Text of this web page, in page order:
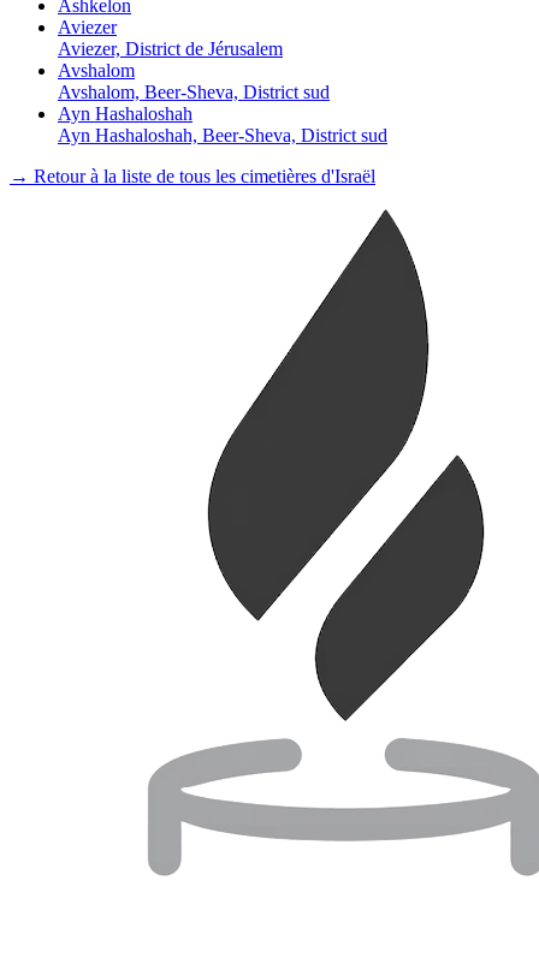
Ashkelon
Aviezer
Aviezer, District de Jérusalem
Avshalom
Avshalom, Beer-Sheva, District sud
Ayn Hashaloshah
Ayn Hashaloshah, Beer-Sheva, District sud
→ Retour à la liste de tous les cimetières d'Israël